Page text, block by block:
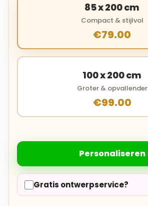
85 x 200 cm
Compact & stijlvol
€79.00
100 x 200 cm
Groter & opvallender
€99.00
Personaliseren
Gratis ontwerpservice?